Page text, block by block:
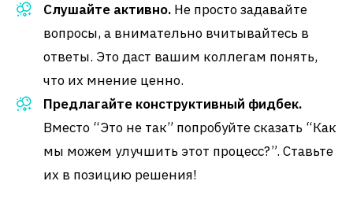
Слушайте активно. Не просто задавайте
вопросы, а внимательно вчитывайтесь в
ответы. Это даст вашим коллегам понять,
что их мнение ценно.
Предлагайте конструктивный фидбек.
Вместо “Это не так” попробуйте сказать “Как
мы можем улучшить этот процесс?”. Ставьте
их в позицию решения!